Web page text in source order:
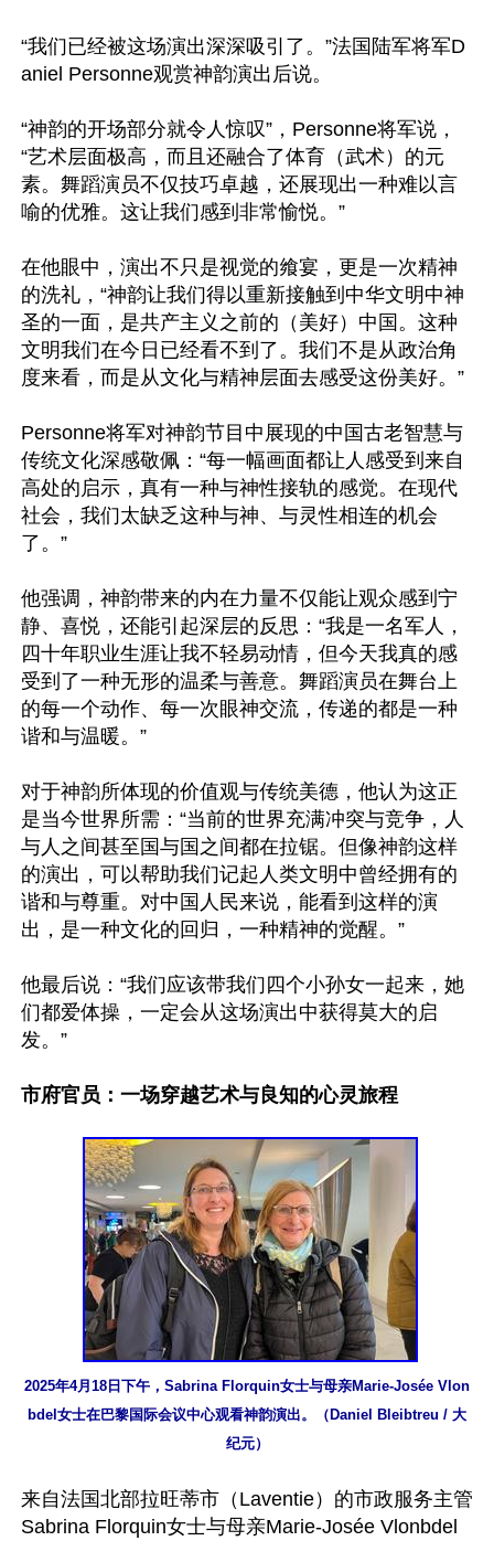
“我们已经被这场演出深深吸引了。”法国陆军将军D
aniel Personne观赏神韵演出后说。
“神韵的开场部分就令人惊叹”，Personne将军说，
“艺术层面极高，而且还融合了体育（武术）的元
素。舞蹈演员不仅技巧卓越，还展现出一种难以言
喻的优雅。这让我们感到非常愉悦。”
在他眼中，演出不只是视觉的飨宴，更是一次精神
的洗礼，“神韵让我们得以重新接触到中华文明中神
圣的一面，是共产主义之前的（美好）中国。这种
文明我们在今日已经看不到了。我们不是从政治角
度来看，而是从文化与精神层面去感受这份美好。”
Personne将军对神韵节目中展现的中国古老智慧与
传统文化深感敬佩：“每一幅画面都让人感受到来自
高处的启示，真有一种与神性接轨的感觉。在现代
社会，我们太缺乏这种与神、与灵性相连的机会
了。”
他强调，神韵带来的内在力量不仅能让观众感到宁
静、喜悦，还能引起深层的反思：“我是一名军人，
四十年职业生涯让我不轻易动情，但今天我真的感
受到了一种无形的温柔与善意。舞蹈演员在舞台上
的每一个动作、每一次眼神交流，传递的都是一种
谐和与温暖。”
对于神韵所体现的价值观与传统美德，他认为这正
是当今世界所需：“当前的世界充满冲突与竞争，人
与人之间甚至国与国之间都在拉锯。但像神韵这样
的演出，可以帮助我们记起人类文明中曾经拥有的
谐和与尊重。对中国人民来说，能看到这样的演
出，是一种文化的回归，一种精神的觉醒。”
他最后说：“我们应该带我们四个小孙女一起来，她
们都爱体操，一定会从这场演出中获得莫大的启
发。”
市府官员：一场穿越艺术与良知的心灵旅程
2025年4月18日下午，Sabrina Florquin女士与母亲Marie-Josée Vlon
bdel女士在巴黎国际会议中心观看神韵演出。（Daniel Bleibtreu / 大
纪元）
来自法国北部拉旺蒂市（Laventie）的市政服务主管
Sabrina Florquin女士与母亲Marie-Josée Vlonbdel